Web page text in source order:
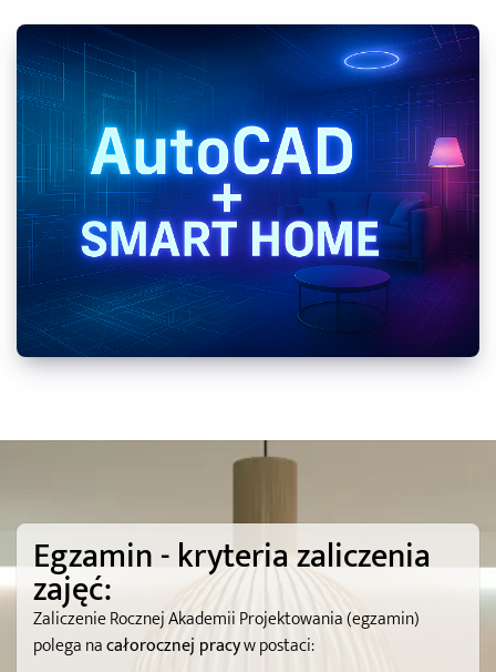
Egzamin - kryteria zaliczenia
zajęć:
Zaliczenie Rocznej Akademii Projektowania (egzamin)
polega nacałorocznej pracyw postaci: